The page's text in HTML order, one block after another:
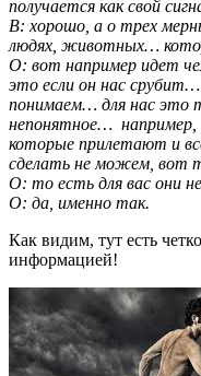
получается как свой
В: хорошо, а о трех
людях, животных…
О: вот например идет
это если он нас
понимаем… для нас
непонятное… например,
которые прилетают и
сделать не можем,
О: то есть для вас они
О: да, именно так.
Как видим, тут есть
информацией!